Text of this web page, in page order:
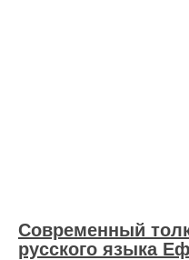
Современный
русского языка